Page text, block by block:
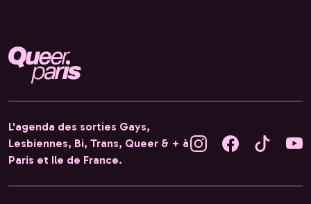
L'agenda des sorties Gays,
Lesbiennes, Bi, Trans, Queer & + à
Paris et Ile de France.